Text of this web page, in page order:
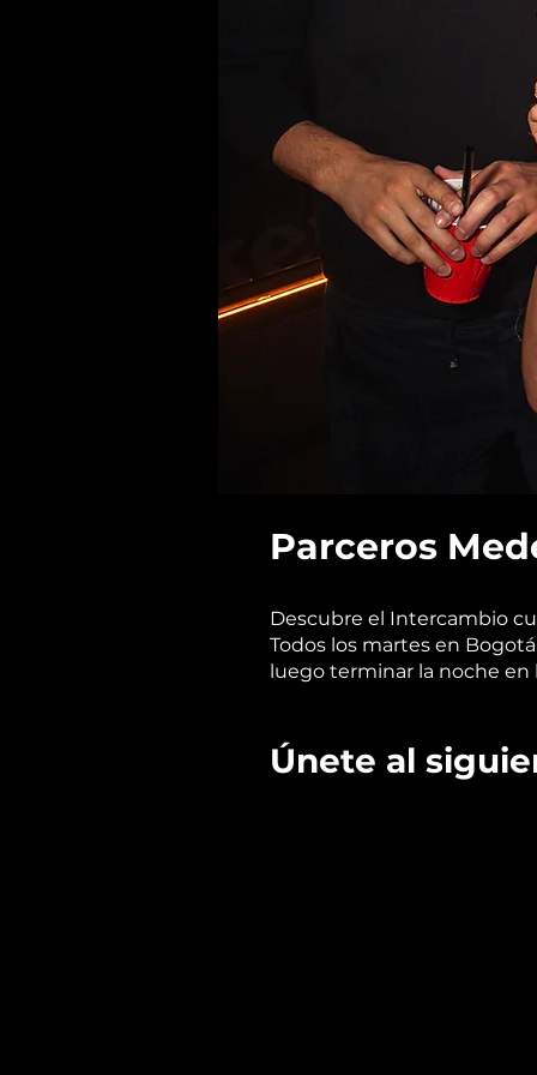
Parceros
Descubre el Intercambio
Todos los martes en
luego terminar la noche en
Únete al